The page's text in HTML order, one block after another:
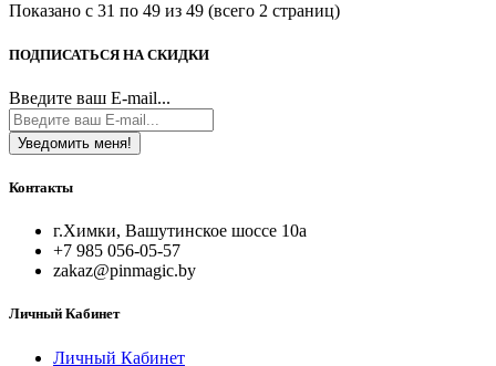
Показано с 31 по 49 из 49 (всего 2 страниц)
ПОДПИСАТЬСЯ НА СКИДКИ
Введите ваш E-mail...
Уведомить меня!
Контакты
г.Химки, Вашутинское шоссе 10а
+7 985 056-05-57
zakaz@pinmagic.by
Личный Кабинет
Личный Кабинет